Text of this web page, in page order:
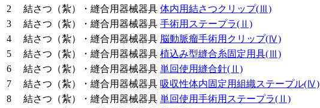
2
結さつ（紮）・縫合用器械器具 体内用結さつクリップ(Ⅲ)
3
結さつ（紮）・縫合用器械器具 手術用ステープラ(Ⅱ)
4
結さつ（紮）・縫合用器械器具 脳動脈瘤手術用クリップ(Ⅳ)
5
結さつ（紮）・縫合用器械器具 植込み型縫合糸固定用具(Ⅲ)
6
結さつ（紮）・縫合用器械器具 単回使用縫合針(Ⅱ)
7
結さつ（紮）・縫合用器械器具 吸収性体内固定用組織ステープル(Ⅳ)
8
結さつ（紮）・縫合用器械器具 単回使用手術用ステープラ(Ⅱ)